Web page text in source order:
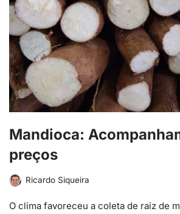
Mandioca:
preços
Ricardo Siqueira
O clima favoreceu a coleta de raiz de